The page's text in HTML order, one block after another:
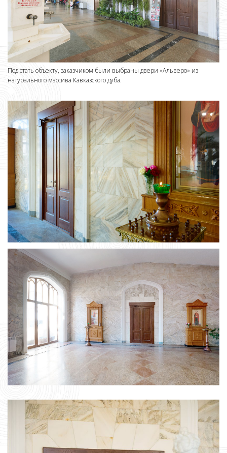
Под стать объекту, заказчиком были выбраны двери «Альверо» из
натурального массива Кавказского дуба.